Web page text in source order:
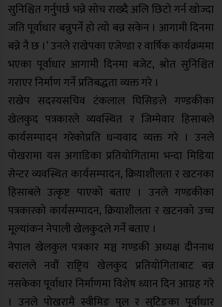
सुनिश्चित गर्नुपर्छ भन्ने सोच राख्दै अलि छिटो गर्न खोज्दा
जति पूर्वाधार बन्नुपर्ने हो त्यो बन्न सकेन । आगामी दिनमा
बन्ने नै छ ।’ उनले राखेपका एजेण्डा र वार्षिक कार्यक्रममा
भएका पूर्वाधार आगामी दिनमा बजेट, श्रोत सुनिश्चित
गराएर निर्माण गर्ने प्रतिबद्धता व्यक्त गरे ।
राखेप सदस्यसचिव टंकलाल घिसिङले गण्डकीका
खेलकुद पत्रकारले व्यवस्थित र जिम्मेवार हिसाबले
कार्यसम्पादन गरेकोप्रति धन्यवाद व्यक्त गरे । उनले
पोखरामा यस अगाडिका प्रतियोगितामा भन्दा मिडिया
सेन्टर व्यवस्थित कार्यसम्पादन, क्रियाशीलता र खटनका
हिसाबले उत्कृष्ट पाएको बताए । उनले गण्डकीका
पत्रकारको कार्यसम्पादन, क्रियाशीलता र खटनको उच्च
मूल्यांकन नेपाली खेलकुदले गर्ने बताए ।
नेपाल खेलकुल पत्रकार मञ्च गण्डकी अध्यक्ष दीननाथ
बरालले नवौं राष्ट्रिय खेलकुद प्रतियोगिताबाट बन्न
नसकेका पूर्वाधार निर्माणमा विशेष ध्यान दिन आग्रह गरे
। उनले पोखरामै स्वीमिङ पुल र सुटिङका पूर्वाधार